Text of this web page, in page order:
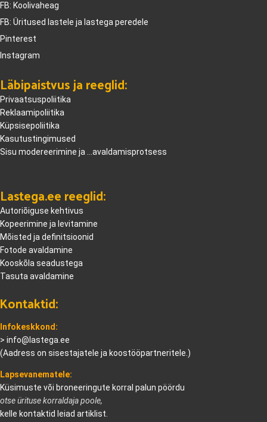
FB: Koolivaheag
FB: Üritused lastele ja lastega peredele
Pinterest
Instagram
Läbipaistvus ja reeglid:
Privaatsuspoliitika
Reklaamipoliitika
Küpsisepoliitika
Kasutustingimused
Sisu modereerimine ja ...avaldamisprotsess
Lastega.ee reeglid:
Autoriõiguse kehtivus
Kopeerimine ja levitamine
Mõisted ja definitsioonid
Fotode avaldamine
Kooskõla seadustega
Tasuta avaldamine
Kontaktid:
Infokeskkond:
> info@lastega.ee
(Aadress on sisestajatele ja koostööpartneritele.)
Lapsevanematele:
Küsimuste või broneeringute korral palun pöördu
otse ürituse korraldaja poole,
kelle kontaktid leiad artiklist.